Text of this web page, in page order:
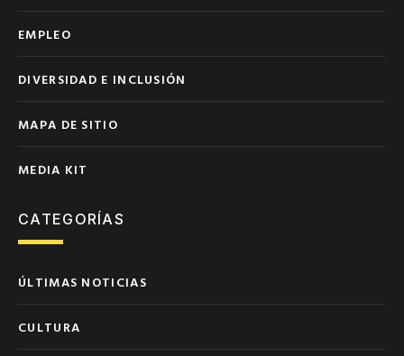
EMPLEO
DIVERSIDAD E INCLUSIÓN
MAPA DE SITIO
MEDIA KIT
CATEGORÍAS
ÚLTIMAS NOTICIAS
CULTURA